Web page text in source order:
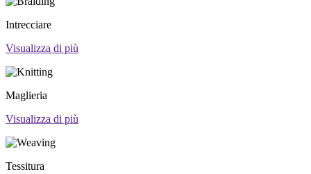
Intrecciare
Visualizza di più
Maglieria
Visualizza di più
Tessitura